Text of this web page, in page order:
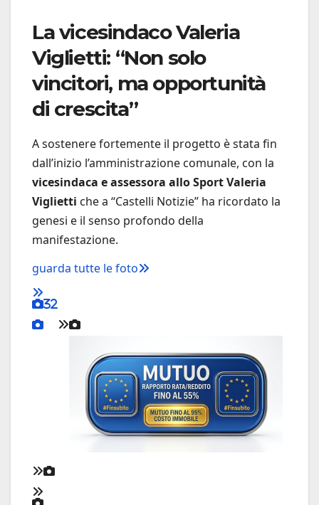
La vicesindaco Valeria
Viglietti: “Non solo
vincitori, ma opportunità
di crescita”
A sostenere fortemente il progetto è stata fin
dall’inizio l’amministrazione comunale, con la
vicesindaca e assessora allo Sport Valeria
Viglietti che a “Castelli Notizie” ha ricordato la
genesi e il senso profondo della
manifestazione.
guarda tutte le foto
32